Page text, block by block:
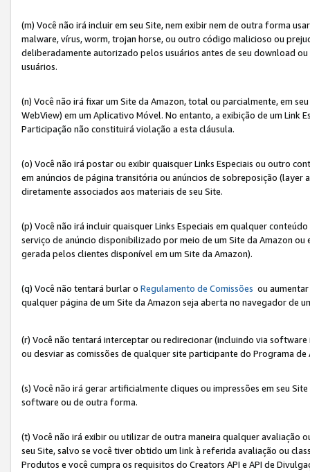
(m) Você não irá incluir em seu Site, nem exibir nem de outra forma
malware, vírus, worm, trojan horse, ou outro código malicioso ou
deliberadamente autorizado pelos usuários antes de seu download
usuários.
(n) Você não irá fixar um Site da Amazon, total ou parcialmente, em
WebView) em um Aplicativo Móvel. No entanto, a exibição de um Link
Participação não constituirá violação a esta cláusula.
(o) Você não irá postar ou exibir quaisquer Links Especiais ou outro
em anúncios de página transitória ou anúncios de sobreposição
diretamente associados aos materiais de seu Site.
(p) Você não irá incluir quaisquer Links Especiais em qualquer
serviço de anúncio disponibilizado por meio de um Site da Amazon
gerada pelos clientes disponível em um Site da Amazon).
(q) Você não tentará burlar o Regulamento de Comissões ou
qualquer página de um Site da Amazon seja aberta no navegador de
(r) Você não tentará interceptar ou redirecionar (incluindo via
ou desviar as comissões de qualquer site participante do Programa de
(s) Você não irá gerar artificialmente cliques ou impressões em seu
software ou de outra forma.
(t) Você não irá exibir ou utilizar de outra maneira qualquer avaliação
seu Site, salvo se você tiver obtido um link à referida avaliação ou
Produtos e você cumpra os requisitos do Creators API e API de